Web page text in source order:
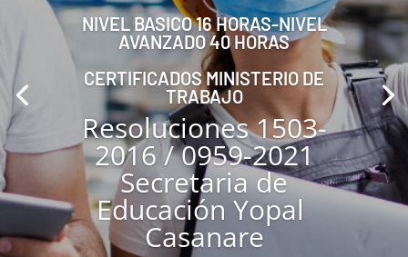
NIVEL BASICO 16 HORAS-NIVEL
AVANZADO 40 HORAS
CERTIFICADOS MINISTERIO DE
TRABAJO
Resoluciones 1503-
2016 / 0959-2021
Secretaria de
Educación Yopal
Casanare